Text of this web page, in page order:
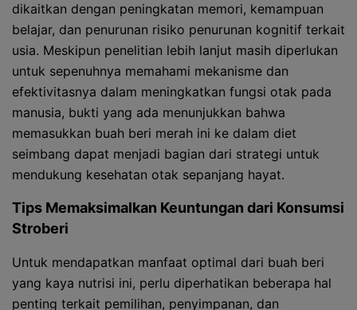
dikaitkan dengan peningkatan memori, kemampuan
belajar, dan penurunan risiko penurunan kognitif terkait
usia. Meskipun penelitian lebih lanjut masih diperlukan
untuk sepenuhnya memahami mekanisme dan
efektivitasnya dalam meningkatkan fungsi otak pada
manusia, bukti yang ada menunjukkan bahwa
memasukkan buah beri merah ini ke dalam diet
seimbang dapat menjadi bagian dari strategi untuk
mendukung kesehatan otak sepanjang hayat.
Tips Memaksimalkan Keuntungan dari Konsumsi
Stroberi
Untuk mendapatkan manfaat optimal dari buah beri
yang kaya nutrisi ini, perlu diperhatikan beberapa hal
penting terkait pemilihan, penyimpanan, dan